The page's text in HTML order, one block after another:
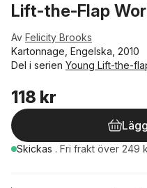
Lift-the-Flap
Av Felicity Brooks
Kartonnage, Engelska, 2010
Del i serien Young Lift-the-
118 kr
Skickas . Fri frakt över 249